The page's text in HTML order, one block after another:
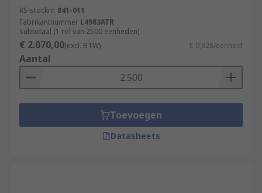
RS-stocknr. 841-011
Fabrikantnummer L4983ATR
Subtotaal (1 rol van 2500 eenheden)
€ 2.070,00(excl. BTW) € 0,828/eenheid
Aantal
Toevoegen
Datasheets